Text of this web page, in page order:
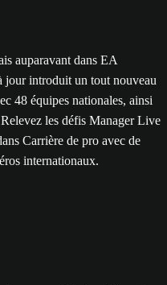
auparavant dans EA
introduit un tout nouveau
48 équipes nationales, ainsi
les défis Manager Live
Carrière de pro avec de
internationaux.